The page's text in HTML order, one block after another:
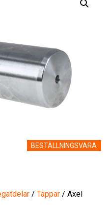
BESTÄLLNINGSVARA
/ Tappar / Axel